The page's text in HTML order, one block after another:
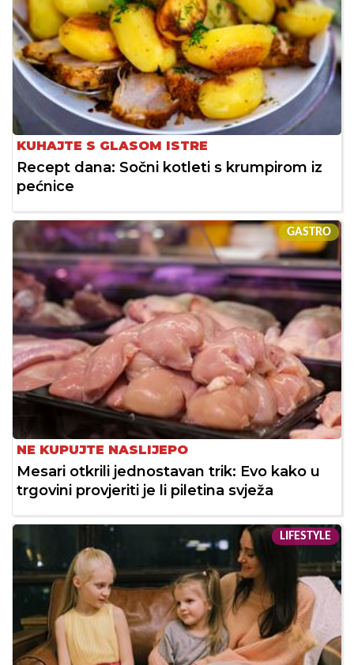
KUHAJTE S GLASOM ISTRE
Recept dana: Sočni kotleti s krumpirom iz
pećnice
GASTRO
NE KUPUJTE NASLIJEPO
Mesari otkrili jednostavan trik: Evo kako u
trgovini provjeriti je li piletina svježa
LIFESTYLE